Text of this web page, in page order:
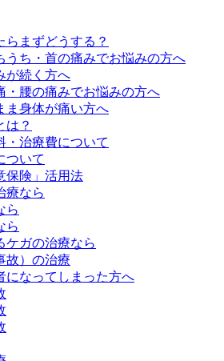
らまずどうする？
うち・首の痛みでお悩みの方へ
が続く方へ
・腰の痛みでお悩みの方へ
ま身体が痛い方へ
は？
・治療費について
ついて
保険」活用法
療なら
ら
ら
ケガの治療なら
故）の治療
になってしまった方へ